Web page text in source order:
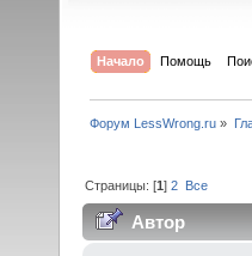
Начало Помощь
Форум LessWrong.ru »
Страницы: [1]2 Все
Автор